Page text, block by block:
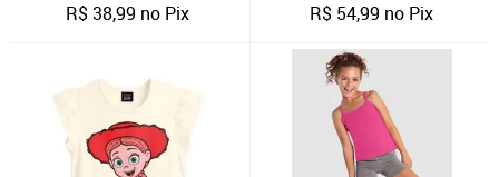
R$38,99 no Pix R$ 54,99 no Pix